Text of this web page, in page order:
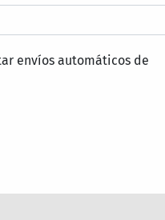
envíos automáticos de